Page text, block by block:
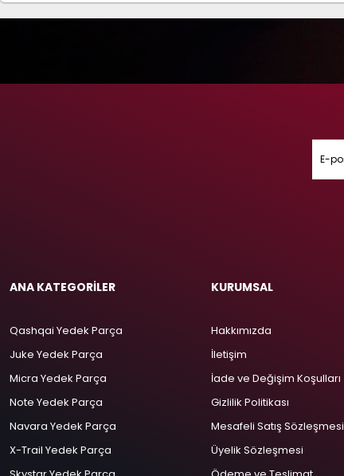
ANA KATEGORİLER
Qashqai Yedek Parça
Juke Yedek Parça
Micra Yedek Parça
Note Yedek Parça
Navara Yedek Parça
X-Trail Yedek Parça
KURUMSAL
Hakkımızda
İletişim
İade ve Değişim Koşulları
Gizlilik Politikası
Mesafeli Satış Sözleşmesi
Üyelik Sözleşmesi